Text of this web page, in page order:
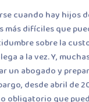
cuando hay hijos
más difíciles que
sobre la
a la vez. Y,
un abogado y
desde abril de